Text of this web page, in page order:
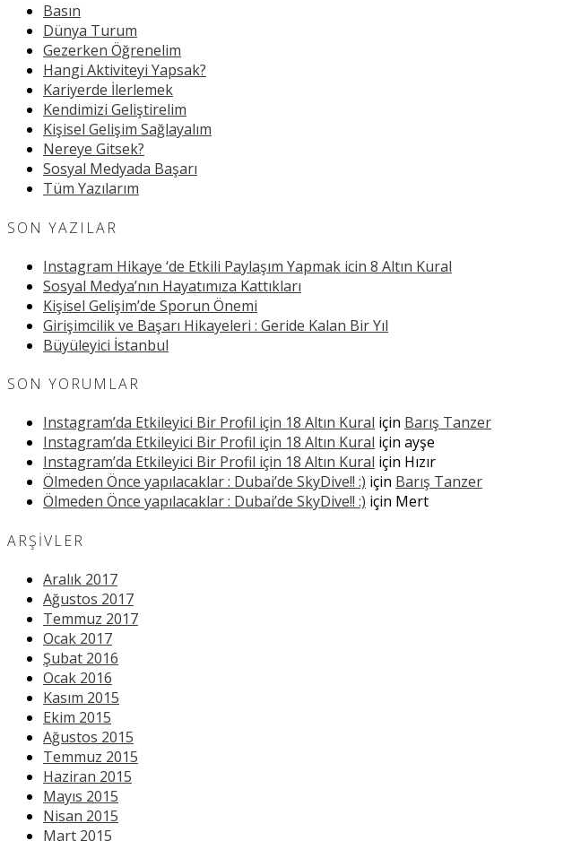
Basın
Dünya Turum
Gezerken Öğrenelim
Hangi Aktiviteyi Yapsak?
Kariyerde İlerlemek
Kendimizi Geliştirelim
Kişisel Gelişim Sağlayalım
Nereye Gitsek?
Sosyal Medyada Başarı
Tüm Yazılarım
SON YAZILAR
Instagram Hikaye ‘de Etkili Paylaşım Yapmak icin 8 Altın Kural
Sosyal Medya’nın Hayatımıza Kattıkları
Kişisel Gelişim’de Sporun Önemi
Girişimcilik ve Başarı Hikayeleri : Geride Kalan Bir Yıl
Büyüleyici İstanbul
SON YORUMLAR
Instagram’da Etkileyici Bir Profil için 18 Altın Kural için Barış Tanzer
Instagram’da Etkileyici Bir Profil için 18 Altın Kural için ayşe
Instagram’da Etkileyici Bir Profil için 18 Altın Kural için Hızır
Ölmeden Önce yapılacaklar : Dubai’de SkyDive!! :) için Barış Tanzer
Ölmeden Önce yapılacaklar : Dubai’de SkyDive!! :) için Mert
ARŞIVLER
Aralık 2017
Ağustos 2017
Temmuz 2017
Ocak 2017
Şubat 2016
Ocak 2016
Kasım 2015
Ekim 2015
Ağustos 2015
Temmuz 2015
Haziran 2015
Mayıs 2015
Nisan 2015
Mart 2015